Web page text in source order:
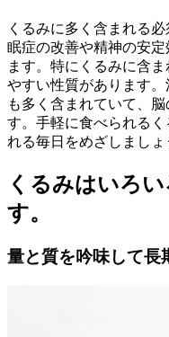
くるみに多く含まれる
眠症の改善や精神の安
ます。特にくるみに含
やすい性質があります
も多く含まれていて、
す。手軽に食べられる
れる毎日をめざしましょ
くるみはいろ
す。
量と質を吟味して長